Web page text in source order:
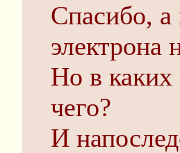
Спасибо, а
электрона
Но в каких
чего?
И